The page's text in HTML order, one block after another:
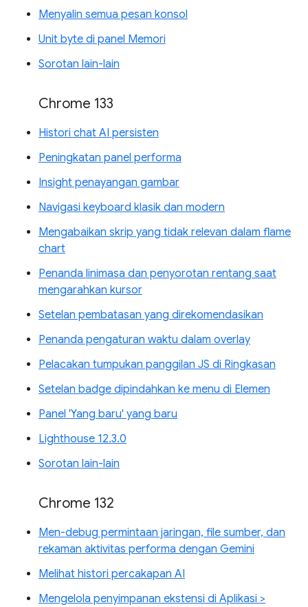
Menyalin semua pesan konsol
Unit byte di panel Memori
Sorotan lain-lain
Chrome 133
Histori chat AI persisten
Peningkatan panel performa
Insight penayangan gambar
Navigasi keyboard klasik dan modern
Mengabaikan skrip yang tidak relevan dalam flame
chart
Penanda linimasa dan penyorotan rentang saat
mengarahkan kursor
Setelan pembatasan yang direkomendasikan
Penanda pengaturan waktu dalam overlay
Pelacakan tumpukan panggilan JS di Ringkasan
Setelan badge dipindahkan ke menu di Elemen
Panel 'Yang baru' yang baru
Lighthouse 12.3.0
Sorotan lain-lain
Chrome 132
Men-debug permintaan jaringan, file sumber, dan
rekaman aktivitas performa dengan Gemini
Melihat histori percakapan AI
Mengelola penyimpanan ekstensi di Aplikasi >